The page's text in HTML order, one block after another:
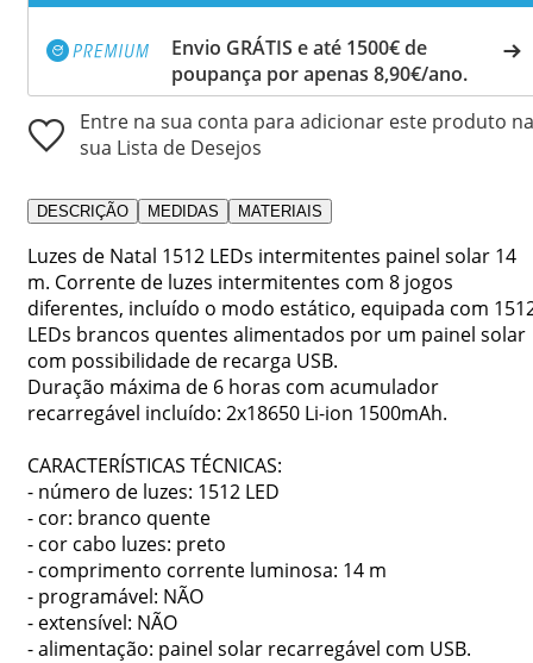
Envio GRÁTIS e até 1500€ de
poupança por apenas 8,90€/ano.
Entre na sua conta para adicionar este produto na
sua Lista de Desejos
DESCRIÇÃO MEDIDAS MATERIAIS
Luzes de Natal 1512 LEDs intermitentes painel solar 14
m. Corrente de luzes intermitentes com 8 jogos
diferentes, incluído o modo estático, equipada com
LEDs brancos quentes alimentados por um painel solar
com possibilidade de recarga USB.
Duração máxima de 6 horas com acumulador
recarregável incluído: 2x18650 Li-ion 1500mAh.
CARACTERÍSTICAS TÉCNICAS:
- número de luzes: 1512 LED
- cor: branco quente
- cor cabo luzes: preto
- comprimento corrente luminosa: 14 m
- programável: NÃO
- extensível: NÃO
- alimentação: painel solar recarregável com USB.